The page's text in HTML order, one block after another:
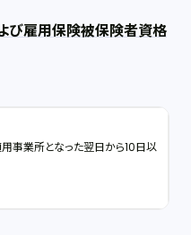
び雇用保険被保険者資格
事業所となった翌日から10日以